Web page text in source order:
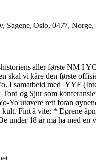
Sagene, Oslo, 0477,
aller første NM I
skal vi kåre den første
I samarbeid med IYYF
og Sjur som
Yo utøvere rett foran
Fint å vite: * Dørene
under 18 år må ha med en